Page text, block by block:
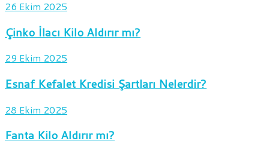
26 Ekim 2025
Çinko İlacı Kilo Aldırır mı?
29 Ekim 2025
Esnaf Kefalet Kredisi Şartları Nelerdir?
28 Ekim 2025
Fanta Kilo Aldırır mı?